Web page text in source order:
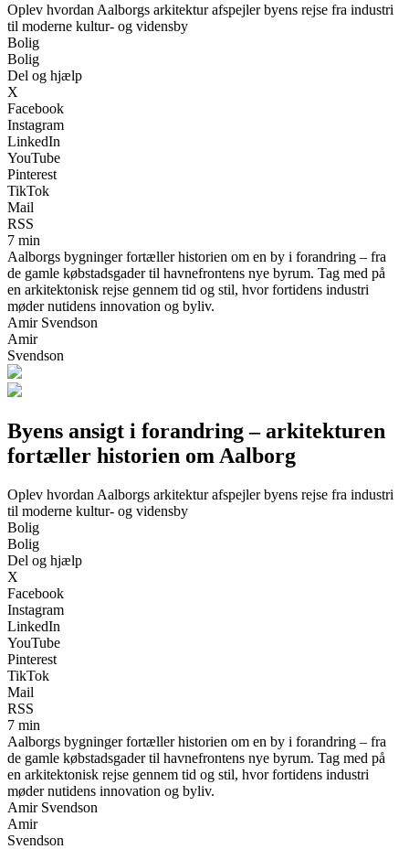
Oplev hvordan Aalborgs arkitektur afspejler byens rejse fra industri
til moderne kultur- og vidensby
Bolig
Bolig
Del og hjælp
X
Facebook
Instagram
LinkedIn
YouTube
Pinterest
TikTok
Mail
RSS
7 min
Aalborgs bygninger fortæller historien om en by i forandring – fra
de gamle købstadsgader til havnefrontens nye byrum. Tag med på
en arkitektonisk rejse gennem tid og stil, hvor fortidens industri
møder nutidens innovation og byliv.
Amir Svendson
Amir
Svendson
Byens ansigt i forandring – arkitekturen
fortæller historien om Aalborg
Oplev hvordan Aalborgs arkitektur afspejler byens rejse fra industri
til moderne kultur- og vidensby
Bolig
Bolig
Del og hjælp
X
Facebook
Instagram
LinkedIn
YouTube
Pinterest
TikTok
Mail
RSS
7 min
Aalborgs bygninger fortæller historien om en by i forandring – fra
de gamle købstadsgader til havnefrontens nye byrum. Tag med på
en arkitektonisk rejse gennem tid og stil, hvor fortidens industri
møder nutidens innovation og byliv.
Amir Svendson
Amir
Svendson